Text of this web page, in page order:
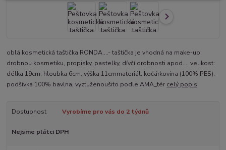
oblá kosmetická taštička RONDA....- taštička je vhodná na make-up,
drobnou kosmetiku, propisky, pastelky, dívčí drobnosti apod.... velikost:
délka 19cm, hloubka 6cm, výška 11cmmateriál: kočárkovina (100% PES),
podšívka 100% bavlna, vyztuženoušito podle AMA_tér celý popis
Dostupnost Vyrobíme pro vás do 2 týdnů
Nejsme plátci DPH